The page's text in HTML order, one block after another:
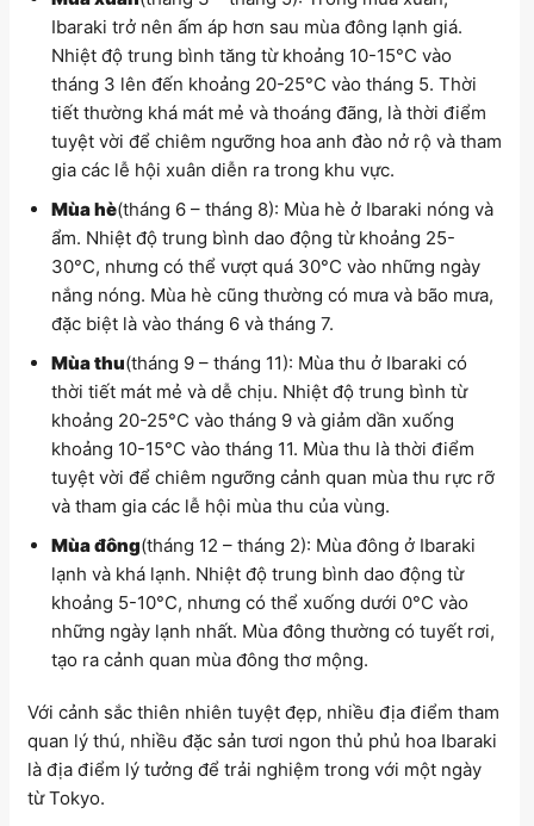
Ibaraki trở nên ấm áp hơn sau mùa đông lạnh giá.
Nhiệt độ trung bình tăng từ khoảng 10-15°C vào
tháng 3 lên đến khoảng 20-25°C vào tháng 5. Thời
tiết thường khá mát mẻ và thoáng đãng, là thời điểm
tuyệt vời để chiêm ngưỡng hoa anh đào nở rộ và tham
gia các lễ hội xuân diễn ra trong khu vực.
Mùa hè(tháng 6 – tháng 8): Mùa hè ở Ibaraki nóng và
ẩm. Nhiệt độ trung bình dao động từ khoảng 25-
30°C, nhưng có thể vượt quá 30°C vào những ngày
nắng nóng. Mùa hè cũng thường có mưa và bão mưa,
đặc biệt là vào tháng 6 và tháng 7.
Mùa thu(tháng 9 – tháng 11): Mùa thu ở Ibaraki có
thời tiết mát mẻ và dễ chịu. Nhiệt độ trung bình từ
khoảng 20-25°C vào tháng 9 và giảm dần xuống
khoảng 10-15°C vào tháng 11. Mùa thu là thời điểm
tuyệt vời để chiêm ngưỡng cảnh quan mùa thu rực rỡ
và tham gia các lễ hội mùa thu của vùng.
Mùa đông(tháng 12 – tháng 2): Mùa đông ở Ibaraki
lạnh và khá lạnh. Nhiệt độ trung bình dao động từ
khoảng 5-10°C, nhưng có thể xuống dưới 0°C vào
những ngày lạnh nhất. Mùa đông thường có tuyết rơi,
tạo ra cảnh quan mùa đông thơ mộng.
Với cảnh sắc thiên nhiên tuyệt đẹp, nhiều địa điểm tham
quan lý thú, nhiều đặc sản tươi ngon thủ phủ hoa Ibaraki
là địa điểm lý tưởng để trải nghiệm trong với một ngày
từ Tokyo.